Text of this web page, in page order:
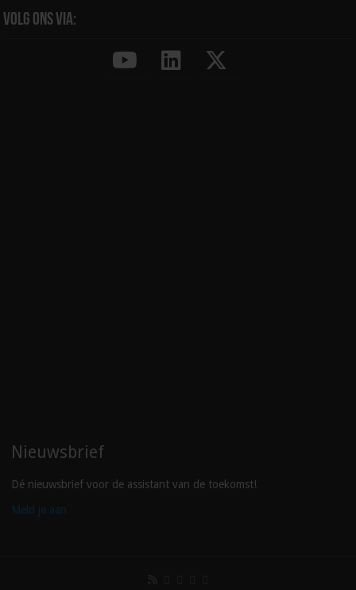
Volg ons via:
Nieuwsbrief
Dé nieuwsbrief voor de assistant van de toekomst!
Meld je aan